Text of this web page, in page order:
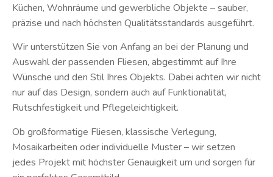
Küchen, Wohnräume und gewerbliche Objekte – sauber,
präzise und nach höchsten Qualitätsstandards ausgeführt.
Wir unterstützen Sie von Anfang an bei der Planung und
Auswahl der passenden Fliesen, abgestimmt auf Ihre
Wünsche und den Stil Ihres Objekts. Dabei achten wir nicht
nur auf das Design, sondern auch auf Funktionalität,
Rutschfestigkeit und Pflegeleichtigkeit.
Ob großformatige Fliesen, klassische Verlegung,
Mosaikarbeiten oder individuelle Muster – wir setzen
jedes Projekt mit höchster Genauigkeit um und sorgen für